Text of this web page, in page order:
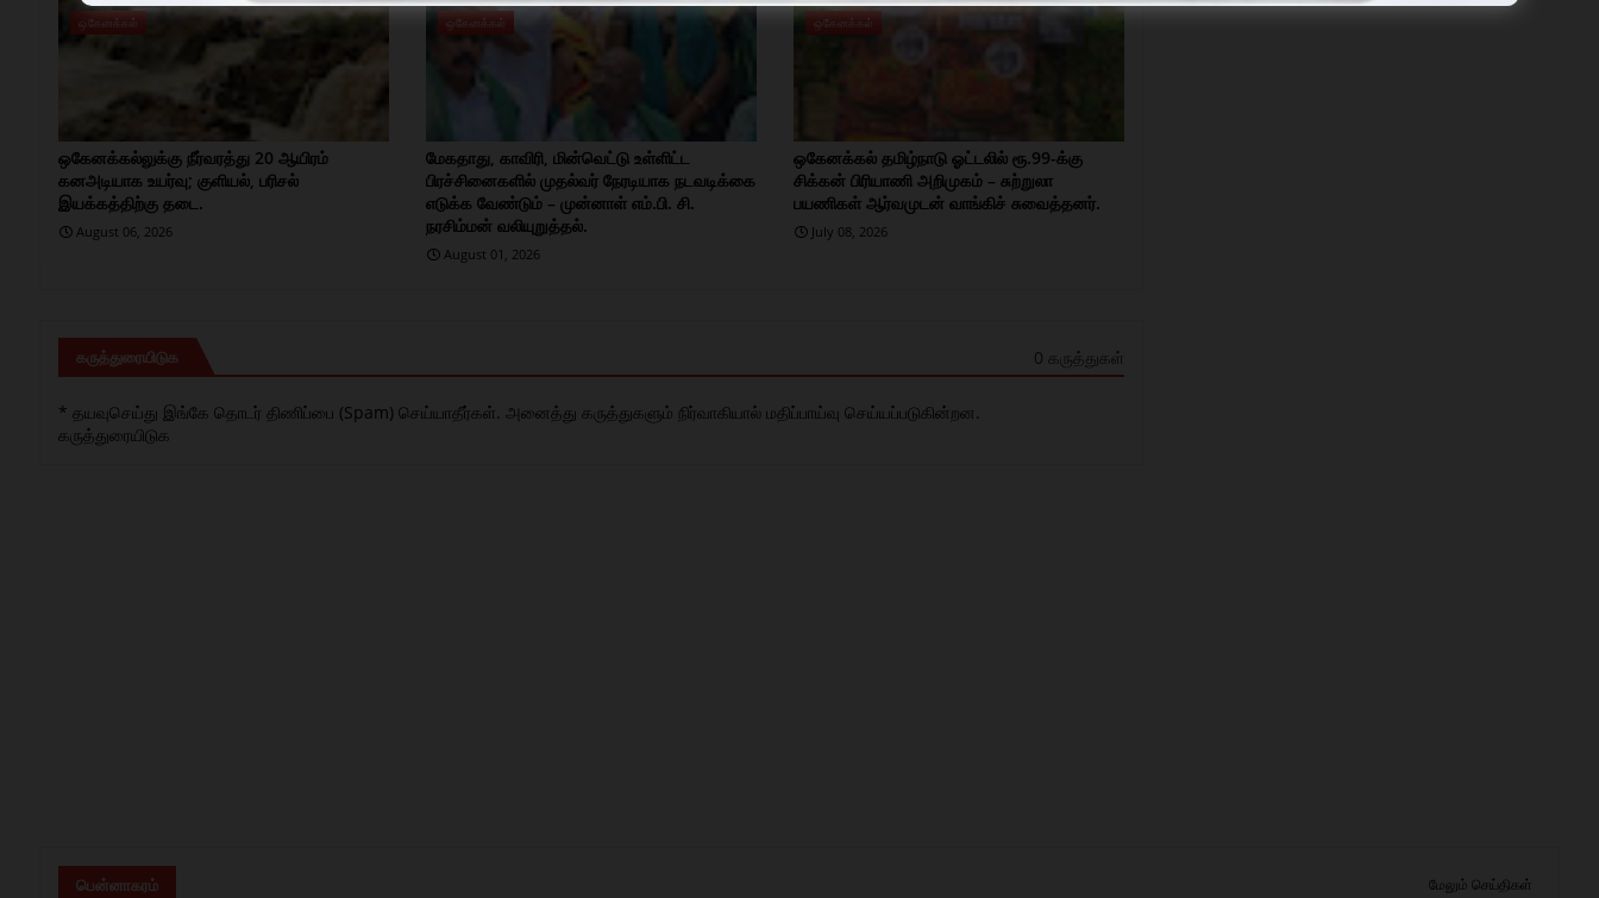
ஒகேனக்கல்
ஒகேனக்கல்லுக்கு நீர்வரத்து 20 ஆயிரம்
கனஅடியாக உயர்வு; குளியல், பரிசல்
இயக்கத்திற்கு தடை.
August 06, 2026
ஒகேனக்கல்
மேகதாது, காவிரி, மின்வெட்டு உள்ளிட்ட
பிரச்சினைகளில் முதல்வர் நேரடியாக நடவடிக்கை
எடுக்க வேண்டும் – முன்னாள் எம்.பி. சி.
நரசிம்மன் வலியுறுத்தல்.
August 01, 2026
ஒகேனக்கல்
ஒகேனக்கல் தமிழ்நாடு ஓட்டலில் ரூ.99-க்கு
சிக்கன் பிரியாணி அறிமுகம் – சுற்றுலா
பயணிகள் ஆர்வமுடன் வாங்கிச் சுவைத்தனர்.
July 08, 2026
கருத்துரையிடுக 0 கருத்துகள்
* தயவுசெய்து இங்கே தொடர் திணிப்பை (Spam) செய்யாதீர்கள். அனைத்து கருத்துகளும் நிர்வாகியால் மதிப்பாய்வு செய்யப்படுகின்றன.
கருத்துரையிடுக
பென்னாகரம் மேலும் செய்திகள்